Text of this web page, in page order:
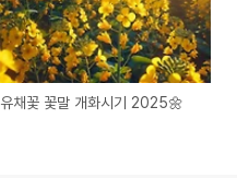
유채꽃 꽃말 개화시기 2025🌼